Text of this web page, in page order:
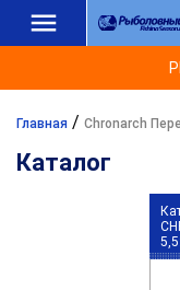
Главная / Chronarch
Каталог